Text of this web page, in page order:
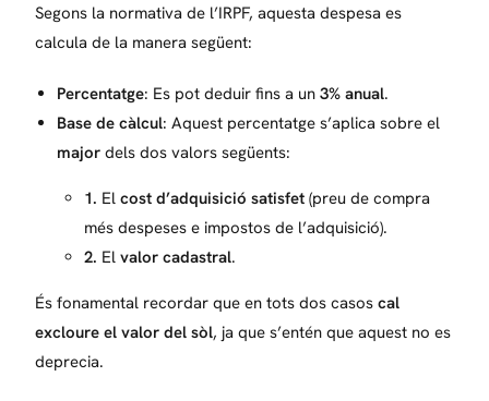
Segons la normativa de l’IRPF, aquesta despesa es
calcula de la manera següent:
Percentatge: Es pot deduir fins a un3% anual.
Base de càlcul: Aquest percentatge s’aplica sobre el
major dels dos valors següents:
1. Elcost d’adquisició satisfet (preu de compra
més despeses e impostos de l’adquisició).
2. Elvalor cadastral.
És fonamental recordar que en tots dos casoscal
excloure el valor del sòl, ja que s’entén que aquest no es
deprecia.